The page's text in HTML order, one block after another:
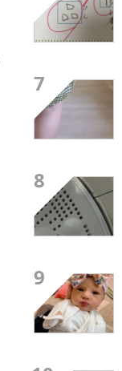
7
8
9